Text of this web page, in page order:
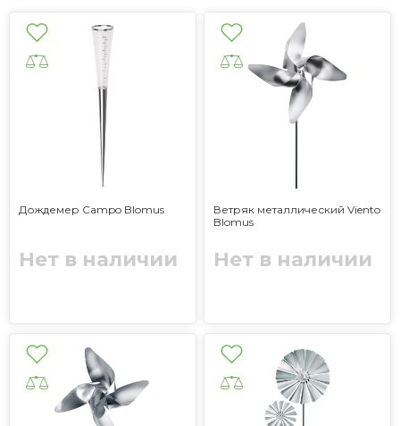
Дождемер Campo Blomus
Нет в наличии
Ветряк металлический Viento
Blomus
Нет в наличии